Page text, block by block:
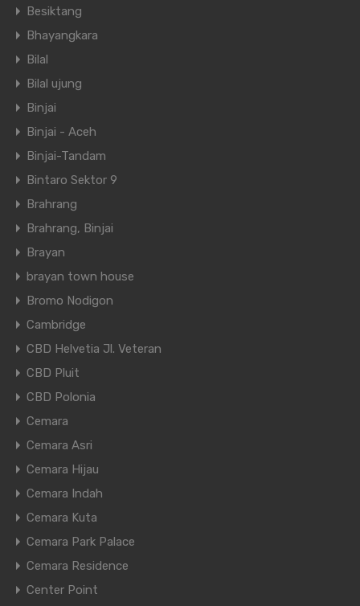
Besiktang
Bhayangkara
Bilal
Bilal ujung
Binjai
Binjai - Aceh
Binjai-Tandam
Bintaro Sektor 9
Brahrang
Brahrang, Binjai
Brayan
brayan town house
Bromo Nodigon
Cambridge
CBD Helvetia Jl. Veteran
CBD Pluit
CBD Polonia
Cemara
Cemara Asri
Cemara Hijau
Cemara Indah
Cemara Kuta
Cemara Park Palace
Cemara Residence
Center Point